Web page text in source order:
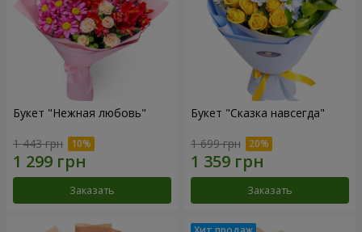
Букет "Нежная любовь"
1 443 грн
Заказать
Букет "Сказка навсегда"
1 699 грн
Заказать